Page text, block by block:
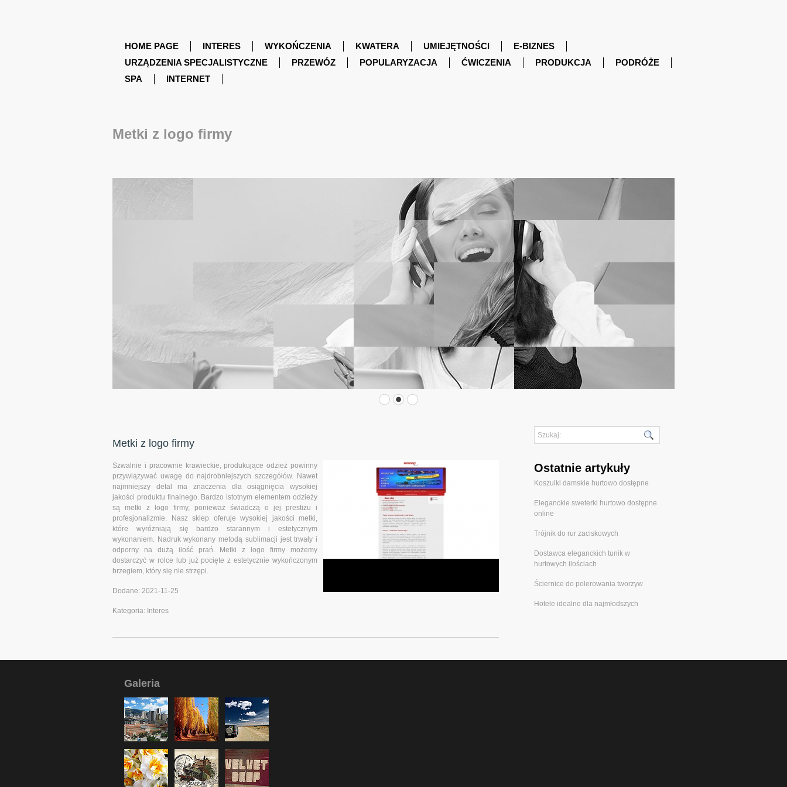
HOME PAGE INTERES WYKOŃCZENIA KWATERA UMIEJĘTNOŚCI
E-BIZNES
URZĄDZENIA SPECJALISTYCZNE
PRZEWÓZ POPULARYZACJA ĆWICZENIA PRODUKCJA
PODRÓŻE
SPA
INTERNET
Metki z logo firmy
Metki z logo firmy
Szwalnie i pracownie krawieckie, produkujące odzież powinny
przywiązywać uwagę do najdrobniejszych szczegółów. Nawet
najmniejszy detal ma znaczenia dla osiągnięcia wysokiej
jakości produktu finalnego. Bardzo istotnym elementem odzieży
są metki z logo firmy, ponieważ świadczą o jej prestiżu i
profesjonalizmie. Nasz sklep oferuje wysokiej jakości metki,
które wyróżniają się bardzo starannym i estetycznym
wykonaniem. Nadruk wykonany metodą sublimacji jest trwały i
odporny na dużą ilość prań. Metki z logo firmy możemy
dostarczyć w rolce lub już pocięte z estetycznie wykończonym
brzegiem, który się nie strzępi.
Dodane: 2021-11-25
Kategoria: Interes
Ostatnie artykuły
Koszulki damskie hurtowo dostępne
Eleganckie sweterki hurtowo dostępne
online
Trójnik do rur zaciskowych
Dostawca eleganckich tunik w
hurtowych ilościach
Ściernice do polerowania tworzyw
Hotele idealne dla najmłodszych
Galeria